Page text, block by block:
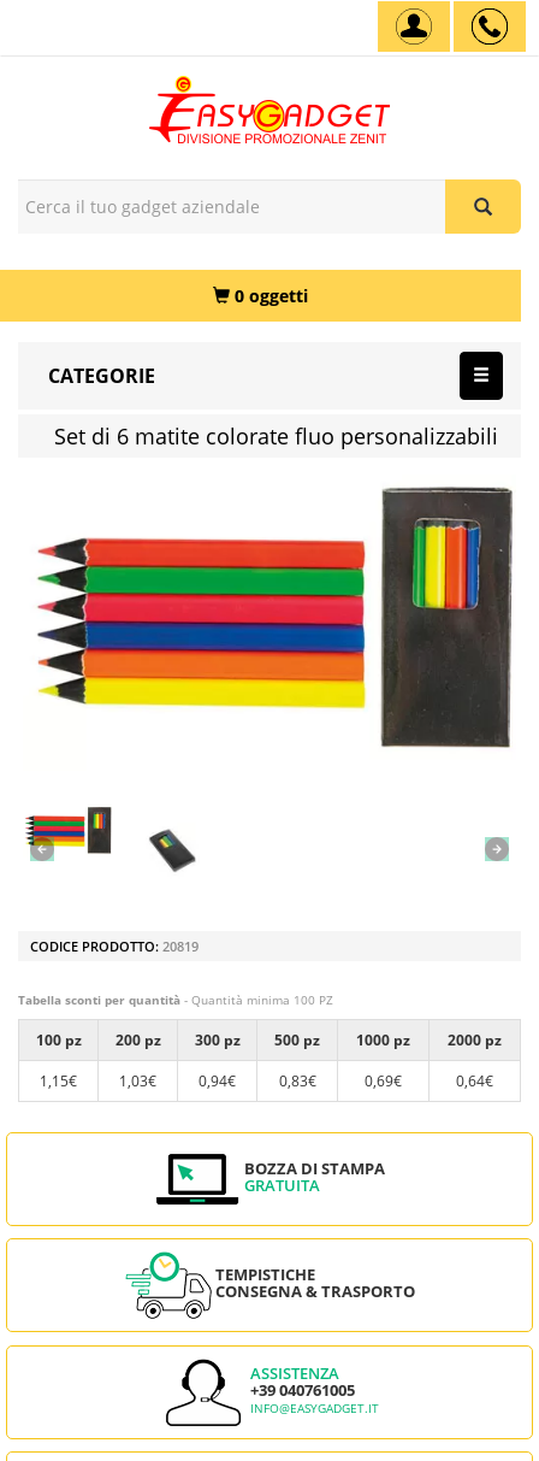
0 oggetti
CATEGORIE
Set di 6 matite colorate fluo personalizzabili
CODICE PRODOTTO: 20819
Tabella sconti per quantità - Quantità minima 100 PZ
100 pz 200 pz 300 pz 500 pz 1000 pz
2000 pz
1,15€
1,03€ 0,94€ 0,83€ 0,69€ 0,64€
BOZZA DI STAMPA
GRATUITA
TEMPISTICHE
CONSEGNA & TRASPORTO
ASSISTENZA
+39 040761005
INFO@EASYGADGET.IT